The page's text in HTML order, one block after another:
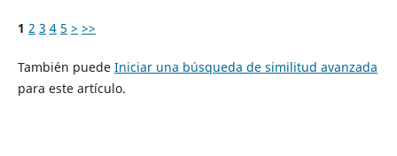
1 2 3 4 5 > >>
También puede Iniciar una búsqueda de similitud avanzada
para este artículo.